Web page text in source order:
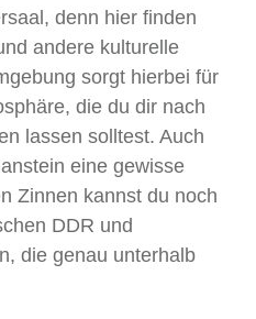
denn hier finden
andere kulturelle
sorgt hierbei für
die du dir nach
lassen solltest. Auch
eine gewisse
Zinnen kannst du noch
DDR und
die genau unterhalb